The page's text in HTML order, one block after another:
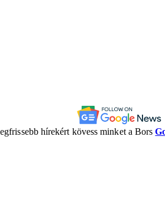
hírekért kövess minket a Bors